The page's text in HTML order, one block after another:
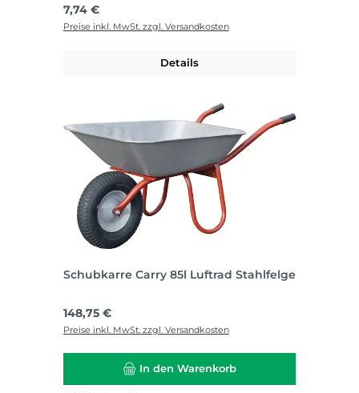
Regulärer Preis:
7,74 €
Preise inkl. MwSt. zzgl. Versandkosten
Details
Schubkarre Carry 85l Luftrad Stahlfelge
Regulärer Preis:
148,75 €
Preise inkl. MwSt. zzgl. Versandkosten
In den Warenkorb